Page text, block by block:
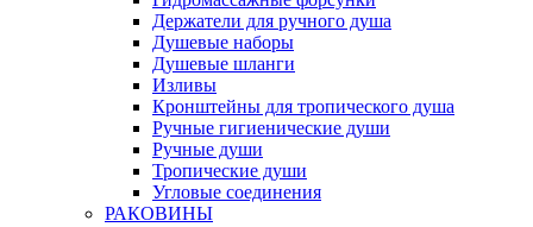
Держатели для ручного душа
Душевые наборы
Душевые шланги
Изливы
Кронштейны для тропического душа
Ручные гигиенические души
Ручные души
Тропические души
Угловые соединения
РАКОВИНЫ